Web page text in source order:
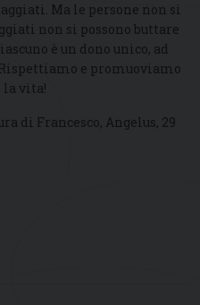
Ma le persone non si
non si possono buttare
è un dono unico, ad
e promuoviamo
la vita!
di Francesco, Angelus, 29